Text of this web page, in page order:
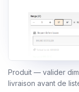
Produit — valider
livraison avant de